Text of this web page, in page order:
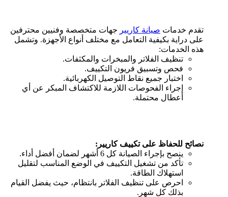
تقدم خدمات صيانة كاريير جهات متخصصة وفنيين محترفين
على دراية بكيفية التعامل مع مختلف أنواع الأجهزة. وتشمل
هذه الخدمات:
تنظيف الفلاتر والمبخرات والمكثفات.
فحص وتسبيق فريون التكييف.
اختبار جميع نقاط التوصيل الكهربائية.
إجراء الفحوصات اللازمة للاكتشاف المبكر عن أي
أعطال محتملة.
نصائح للحفاظ على تكييف كاريير:
ينصح بإجراء الصيانة كل 6 أشهر لضمان أفضل أداء.
تأكد من تشغيل التكييف في الوضع المناسب لتقليل
استهلاك الطاقة.
احرص على تنظيف الفلاتر بانتظام، حيث يفضل القيام
بذلك كل شهر.